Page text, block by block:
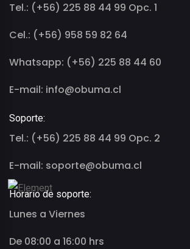
Tel.: (+56) 225 88 44 99 Opc. 1
Cel.: (+56) 958 59 82 64
Whatsapp: (+56) 225 88 44 60
E-mail: info@obuma.cl
Soporte:
Tel.: (+56) 225 88 44 99 Opc. 2
E-mail: soporte@obuma.cl
Horario de soporte:
Lunes a Viernes
De 08:00 a 16:00 hrs